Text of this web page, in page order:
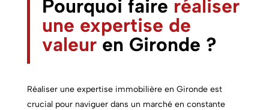
Pourquoi faire réaliser
une expertise de
valeur en Gironde ?
Réaliser une expertise immobilière en Gironde est
crucial pour naviguer dans un marché en constante